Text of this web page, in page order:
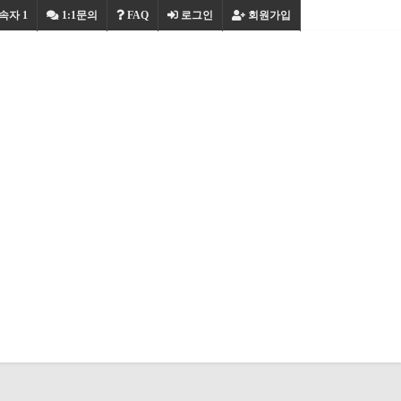
회원가입
로그인
FAQ
1:1문의
자1